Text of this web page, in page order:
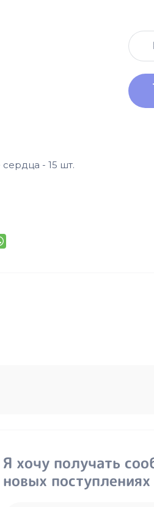
- 15 шт.
Я хочу получать
новых поступлениях